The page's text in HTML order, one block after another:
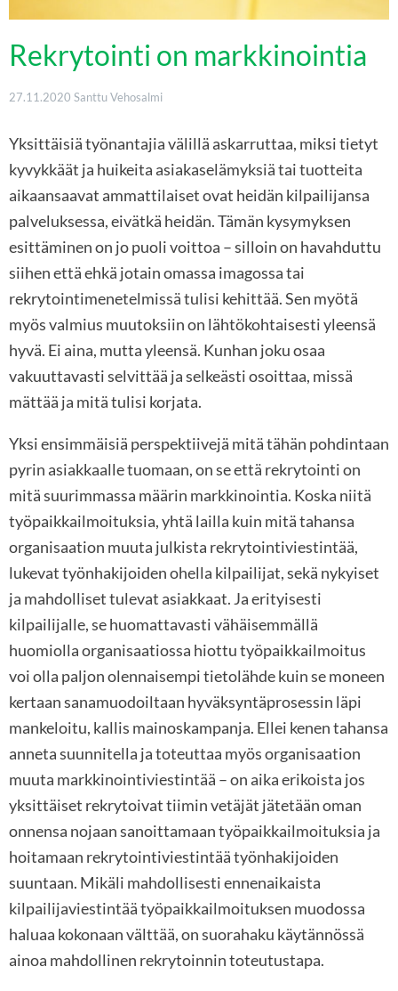
Rekrytointi on markkinointia
27.11.2020 Santtu Vehosalmi
Yksittäisiä työnantajia välillä askarruttaa, miksi tietyt
kyvykkäät ja huikeita asiakaselämyksiä tai tuotteita
aikaansaavat ammattilaiset ovat heidän kilpailijansa
palveluksessa, eivätkä heidän. Tämän kysymyksen
esittäminen on jo puoli voittoa – silloin on havahduttu
siihen että ehkä jotain omassa imagossa tai
rekrytointimenetelmissä tulisi kehittää. Sen myötä
myös valmius muutoksiin on lähtökohtaisesti yleensä
hyvä. Ei aina, mutta yleensä. Kunhan joku osaa
vakuuttavasti selvittää ja selkeästi osoittaa, missä
mättää ja mitä tulisi korjata.
Yksi ensimmäisiä perspektiivejä mitä tähän pohdintaan
pyrin asiakkaalle tuomaan, on se että rekrytointi on
mitä suurimmassa määrin markkinointia. Koska niitä
työpaikkailmoituksia, yhtä lailla kuin mitä tahansa
organisaation muuta julkista rekrytointiviestintää,
lukevat työnhakijoiden ohella kilpailijat, sekä nykyiset
ja mahdolliset tulevat asiakkaat. Ja erityisesti
kilpailijalle, se huomattavasti vähäisemmällä
huomiolla organisaatiossa hiottu työpaikkailmoitus
voi olla paljon olennaisempi tietolähde kuin se moneen
kertaan sanamuodoiltaan hyväksyntäprosessin läpi
mankeloitu, kallis mainoskampanja. Ellei kenen tahansa
anneta suunnitella ja toteuttaa myös organisaation
muuta markkinointiviestintää – on aika erikoista jos
yksittäiset rekrytoivat tiimin vetäjät jätetään oman
onnensa nojaan sanoittamaan työpaikkailmoituksia ja
hoitamaan rekrytointiviestintää työnhakijoiden
suuntaan. Mikäli mahdollisesti ennenaikaista
kilpailijaviestintää työpaikkailmoituksen muodossa
haluaa kokonaan välttää, on suorahaku käytännössä
ainoa mahdollinen rekrytoinnin toteutustapa.